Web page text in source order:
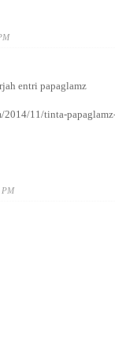
entri papaglamz
11/tinta-
PM